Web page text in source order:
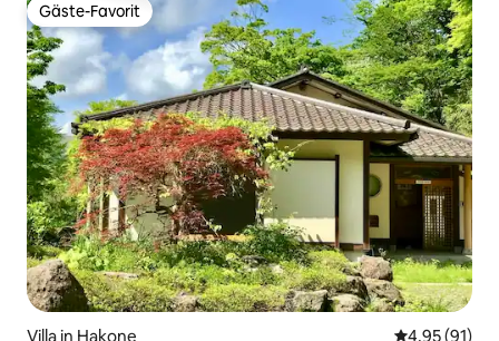
Gäste-Favorit
Gäste-Favorit
Villa in Hakone 4,95 (91)